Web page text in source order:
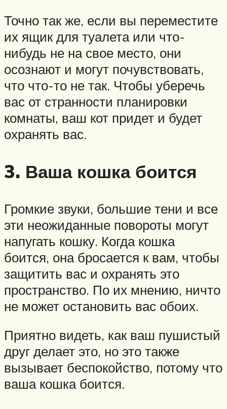
Точно так же, если вы переместите
их ящик для туалета или что-
нибудь не на свое место, они
осознают и могут почувствовать,
что что-то не так. Чтобы уберечь
вас от странности планировки
комнаты, ваш кот придет и будет
охранять вас.
3. Ваша кошка боится
Громкие звуки, большие тени и все
эти неожиданные повороты могут
напугать кошку. Когда кошка
боится, она бросается к вам, чтобы
защитить вас и охранять это
пространство. По их мнению, ничто
не может остановить вас обоих.
Приятно видеть, как ваш пушистый
друг делает это, но это также
вызывает беспокойство, потому что
ваша кошка боится.